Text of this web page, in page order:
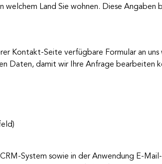
welchem Land Sie wohnen. Diese Angaben
Kontakt-Seite verfügbare Formular an
Daten, damit wir Ihre Anfrage bearbeiten
System sowie in der Anwendung E-